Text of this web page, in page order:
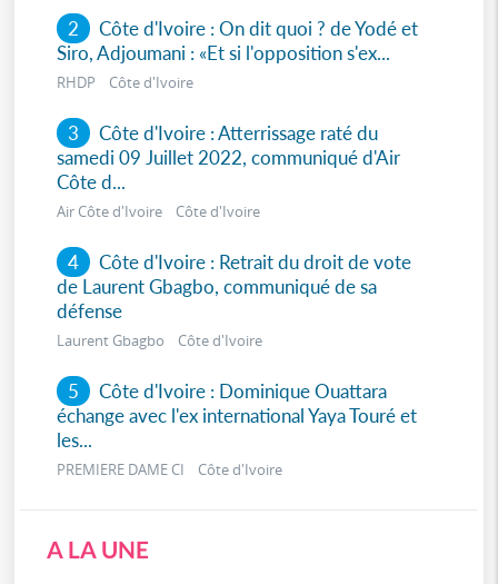
2 Côte d'Ivoire : On dit quoi ? de Yodé et
Siro, Adjoumani : «Et si l'opposition s'ex...
RHDP Côte d'Ivoire
3 Côte d'Ivoire : Atterrissage raté du
samedi 09 Juillet 2022, communiqué d'Air
Côte d...
Air Côte d'Ivoire Côte d'Ivoire
4 Côte d'Ivoire : Retrait du droit de vote
de Laurent Gbagbo, communiqué de sa
défense
Laurent Gbagbo Côte d'Ivoire
5 Côte d'Ivoire : Dominique Ouattara
échange avec l'ex international Yaya Touré et
les...
PREMIERE DAME CI Côte d'Ivoire
A LA UNE